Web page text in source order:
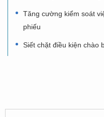
Tăng cường kiểm soát
phiếu
Siết chặt điều kiện chào